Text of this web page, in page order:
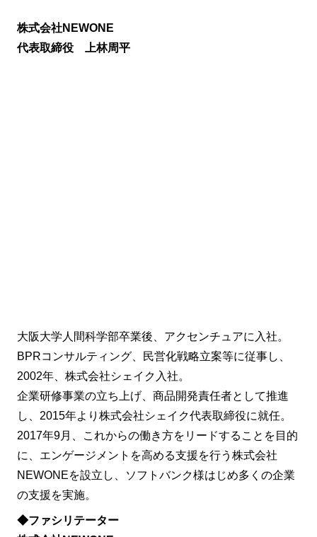
株式会社NEWONE
代表取締役 上林周平
大阪大学人間科学部卒業後、アクセンチュアに入社。
BPRコンサルティング、民営化戦略立案等に従事し、
2002年、株式会社シェイク入社。
企業研修事業の立ち上げ、商品開発責任者として推進
し、2015年より株式会社シェイク代表取締役に就任。
2017年9月、これからの働き方をリードすることを目的
に、エンゲージメントを高める支援を行う株式会社
NEWONEを設立し、ソフトバンク様はじめ多くの企業
の支援を実施。
◆ファシリテーター